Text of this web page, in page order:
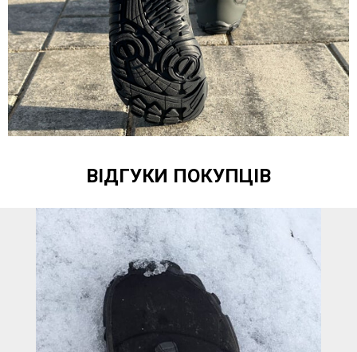
ВІДГУКИ ПОКУПЦІВ